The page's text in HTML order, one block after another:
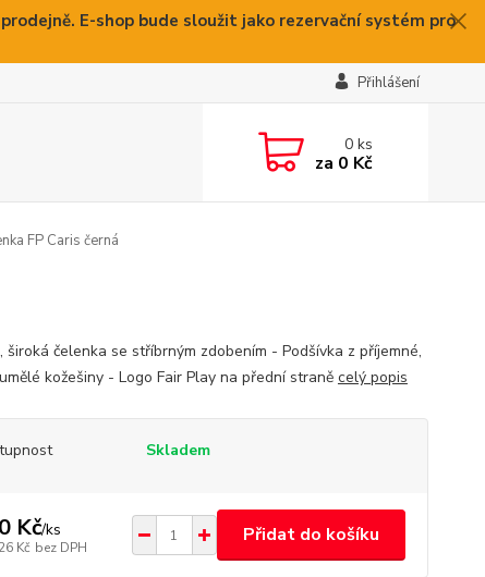
E-shop bude sloužit jako rezervační systém pro
Přihlášení
0ks
za 0 Kč
FP Caris černá
široká čelenka se stříbrným zdobením - Podšívka z příjemné,
kožešiny - Logo Fair Play na přední straně celý popis
Skladem
Kč/ks
Kč bez DPH
Přidat do košíku